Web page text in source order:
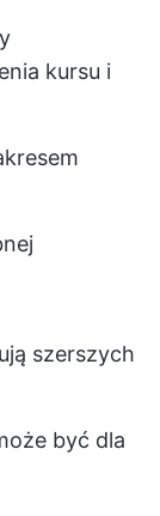
kursu i
szerszych
być dla